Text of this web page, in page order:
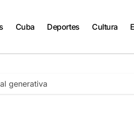
Cuba Deportes Cultura
generativa